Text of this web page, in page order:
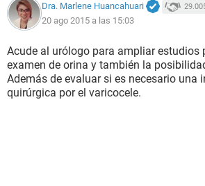
Dra. Marlene Huancahuari
20 ago 2015 a las 15:03
Acude al urólogo para ampliar estudios
examen de orina y también la
Además de evaluar si es necesario una
quirúrgica por el varicocele.